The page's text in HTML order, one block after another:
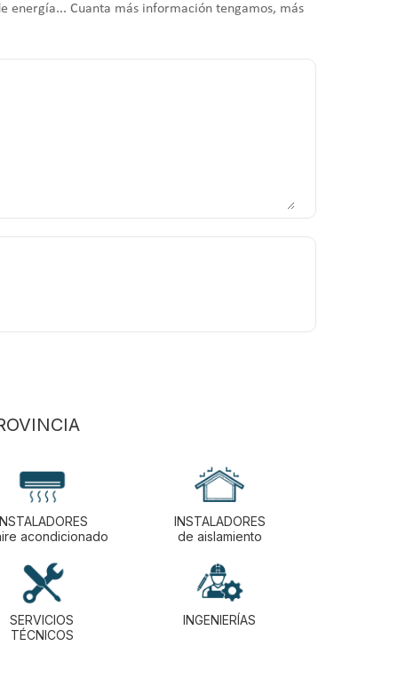
energía... Cuanta más información tengamos, más
acondicionado
INSTALADORES
de aislamiento
SERVICIOS
TÉCNICOS
INGENIERÍAS